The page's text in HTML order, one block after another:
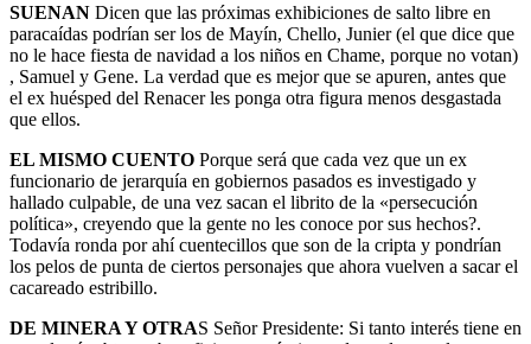
SUENAN Dicen que las próximas exhibiciones de salto libre en
paracaídas podrían ser los de Mayín, Chello, Junier (el que dice que
no le hace fiesta de navidad a los niños en Chame, porque no votan)
, Samuel y Gene. La verdad que es mejor que se apuren, antes que
el ex huésped del Renacer les ponga otra figura menos desgastada
que ellos.
EL MISMO CUENTO Porque será que cada vez que un ex
funcionario de jerarquía en gobiernos pasados es investigado y
hallado culpable, de una vez sacan el librito de la «persecución
política», creyendo que la gente no les conoce por sus hechos?.
Todavía ronda por ahí cuentecillos que son de la cripta y pondrían
los pelos de punta de ciertos personajes que ahora vuelven a sacar el
cacareado estribillo.
DE MINERA Y OTRAS Señor Presidente: Si tanto interés tiene en